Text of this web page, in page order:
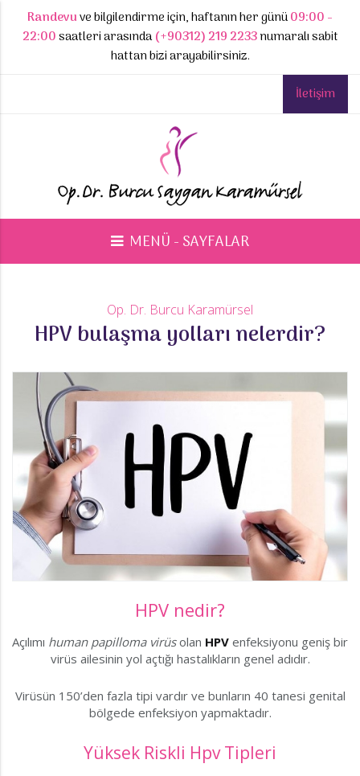
Randevuve bilgilendirme için, haftanın her günü09:00 -
22:00saatleri arasında(+90312) 219 2233numaralı sabit
hattan bizi arayabilirsiniz.
İletişim
MENÜ - SAYFALAR
Op. Dr. Burcu Karamürsel
HPV bulaşma yolları nelerdir?
HPV nedir?
Açılımı human papilloma virüsolan HPV enfeksiyonu geniş bir
virüs ailesinin yol açtığı hastalıkların genel adıdır.
Virüsün 150’den fazla tipi vardır ve bunların 40 tanesi genital
bölgede enfeksiyon yapmaktadır.
Yüksek Riskli Hpv Tipleri